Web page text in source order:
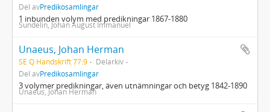
Del avPredikosamlingar
1 inbunden volym med predikningar 1867-1880
Sundelin, Johan August Immanuel
Unaeus, Johan Herman
SE Q Handskrift 77:9
Delarkiv
Del avPredikosamlingar
3 volymer predikningar, även utnämningar och betyg 1842-1890
Unaeus, Johan Herman